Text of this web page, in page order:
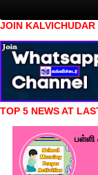
JOIN KALVICHUDAR
TOP 5 NEWS AT
பள்ளி